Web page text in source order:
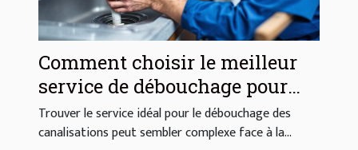
Comment choisir le meilleur
service de débouchage pour
vos canalisations ?
Trouver le service idéal pour le débouchage des
canalisations peut sembler complexe face à la...